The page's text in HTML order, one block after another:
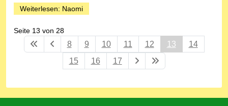
Weiterlesen: Naomi
Seite 13 von 28
8 9 10 11 12 13
14
15
16 17